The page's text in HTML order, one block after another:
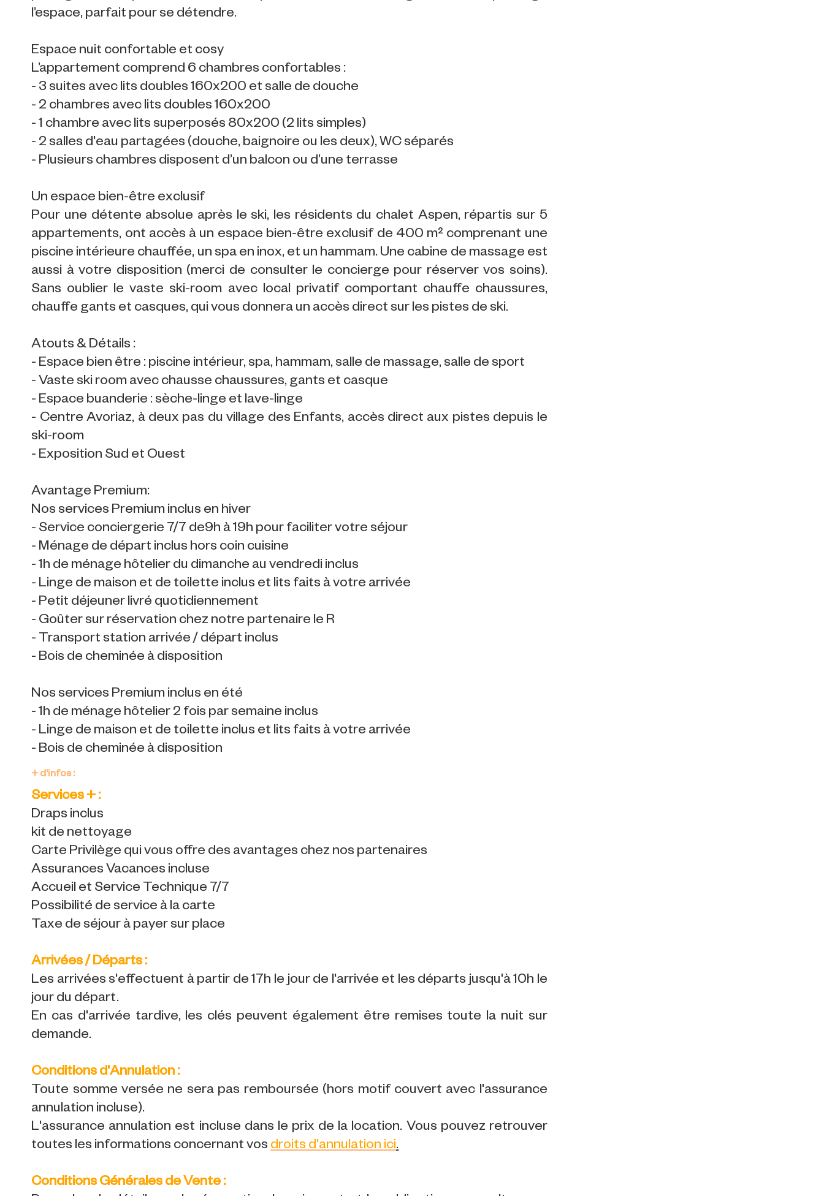
l’espace, parfait pour se détendre.
Espace nuit confortable et cosy
L’appartement comprend 6 chambres confortables :
- 3 suites avec lits doubles 160x200 et salle de douche
- 2 chambres avec lits doubles 160x200
- 1 chambre avec lits superposés 80x200 (2 lits simples)
- 2 salles d'eau partagées (douche, baignoire ou les deux), WC séparés
- Plusieurs chambres disposent d’un balcon ou d’une terrasse
Un espace bien-être exclusif
Pour une détente absolue après le ski, les résidents du chalet Aspen, répartis sur 5
appartements, ont accès à un espace bien-être exclusif de 400 m² comprenant une
piscine intérieure chauffée, un spa en inox, et un hammam. Une cabine de massage est
aussi à votre disposition (merci de consulter le concierge pour réserver vos soins).
Sans oublier le vaste ski-room avec local privatif comportant chauffe chaussures,
chauffe gants et casques, qui vous donnera un accès direct sur les pistes de ski.
Atouts & Détails :
- Espace bien être : piscine intérieur, spa, hammam, salle de massage, salle de sport
- Vaste ski room avec chausse chaussures, gants et casque
- Espace buanderie : sèche-linge et lave-linge
- Centre Avoriaz, à deux pas du village des Enfants, accès direct aux pistes depuis le
ski-room
- Exposition Sud et Ouest
Avantage Premium:
Nos services Premium inclus en hiver
- Service conciergerie 7/7 de9h à 19h pour faciliter votre séjour
- Ménage de départ inclus hors coin cuisine
- 1h de ménage hôtelier du dimanche au vendredi inclus
- Linge de maison et de toilette inclus et lits faits à votre arrivée
- Petit déjeuner livré quotidiennement
- Goûter sur réservation chez notre partenaire le R
- Transport station arrivée / départ inclus
- Bois de cheminée à disposition
Nos services Premium inclus en été
- 1h de ménage hôtelier 2 fois par semaine inclus
- Linge de maison et de toilette inclus et lits faits à votre arrivée
- Bois de cheminée à disposition
+ d'infos :
Services + :
Draps inclus
kit de nettoyage
Carte Privilège qui vous offre des avantages chez nos partenaires
Assurances Vacances incluse
Accueil et Service Technique 7/7
Possibilité de service à la carte
Taxe de séjour à payer sur place
Arrivées / Départs :
Les arrivées s'effectuent à partir de 17h le jour de l'arrivée et les départs jusqu'à 10h le
jour du départ.
En cas d'arrivée tardive, les clés peuvent également être remises toute la nuit sur
demande.
Conditions d'Annulation :
Toute somme versée ne sera pas remboursée (hors motif couvert avec l'assurance
annulation incluse).
L'assurance annulation est incluse dans le prix de la location. Vous pouvez retrouver
toutes les informations concernant vosdroits d'annulation ici.
Conditions Générales de Vente :